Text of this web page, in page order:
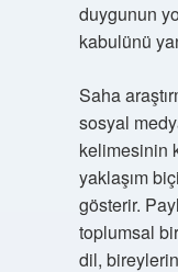
duygunun
kabulünü
Saha
sosyal
kelimesinin
yaklaşım
gösterir.
toplumsal
dil,